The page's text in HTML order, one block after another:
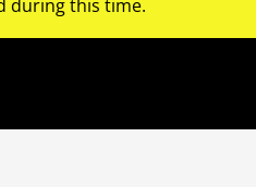
during this time.